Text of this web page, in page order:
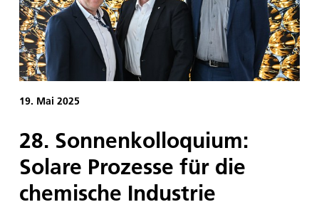
19. Mai 2025
28. Sonnenkolloquium:
Solare Prozesse für die
chemische Industrie